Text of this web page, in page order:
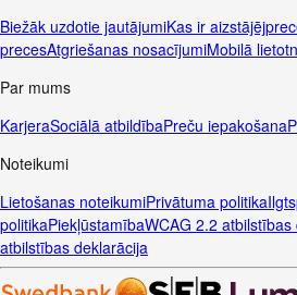
Biežāk uzdotie jautājumiKas ir
precesAtgriešanas nosacījumiMobilā
Par mums
KarjeraSociālā atbildībaPreču iepakošana
Noteikumi
Lietošanas noteikumiPrivātuma politika
politikaPiekļūstamībaWCAG 2.2 atbilstības
atbilstības deklarācija